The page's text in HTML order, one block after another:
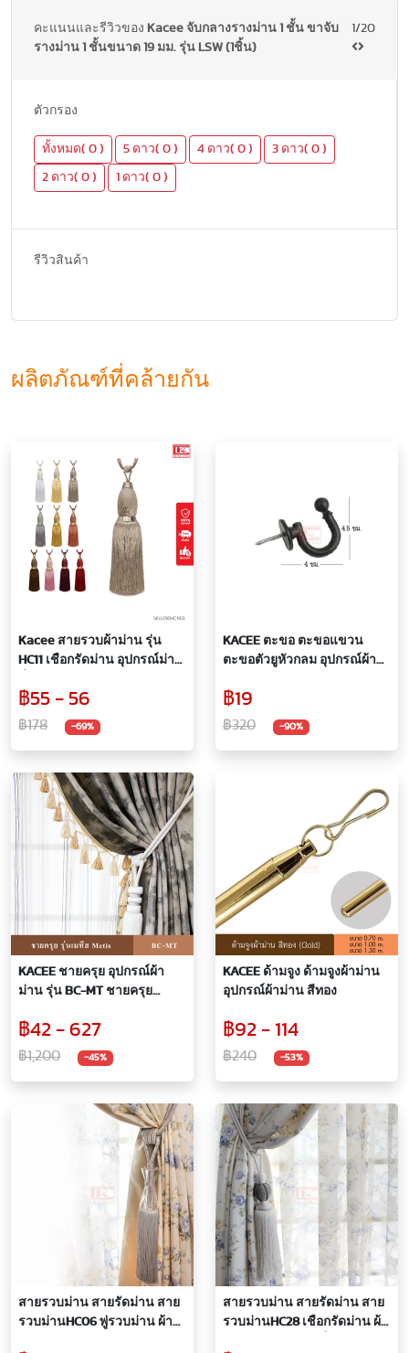
คะแนนและรีวิวของ Kacee จับกลางรางม่าน 1 ชั้น ขาจับ
รางม่าน 1 ชั้นขนาด 19 มม. รุ่น LSW (1ชิ้น)
1/20
ตัวกรอง
ทั้งหมด( 0 ) 5 ดาว( 0 ) 4 ดาว( 0 ) 3 ดาว( 0 )
2 ดาว( 0 ) 1 ดาว( 0 )
รีวิวสินค้า
ผลิตภัณฑ์ที่คล้ายกัน
Kacee สายรวบผ้าม่าน รุ่น
HC11 เชือกรัดม่าน อุปกรณ์ม่าน
฿55 - 56
฿178 -69%
KACEE ตะขอ ตะขอแขวน
ตะขอตัวยูหัวกลม อุปกรณ์ผ้า
฿19
฿320 -90%
KACEE ชายครุย อุปกรณ์ผ้า
ม่าน รุ่น BC-MT ชายครุย
ม่าน แบบพู่
฿42 - 627
฿1,200 -45%
KACEE ด้ามจูง ด้ามจูงผ้าม่าน
อุปกรณ์ผ้าม่าน สีทอง
฿92 - 114
฿240 -53%
สายรวบม่าน สายรัดม่าน สาย
รวบม่านHC06 พู่รวบม่าน ผ้า
สายรวบม่าน สายรัดม่าน สาย
รวบม่านHC28 เชือกรัดม่าน ผ้า